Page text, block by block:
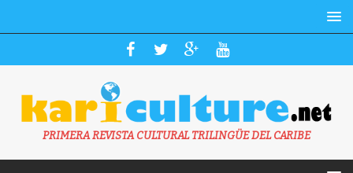
PRIMERA REVISTA CULTURAL TRILINGÜE DEL CARIBE